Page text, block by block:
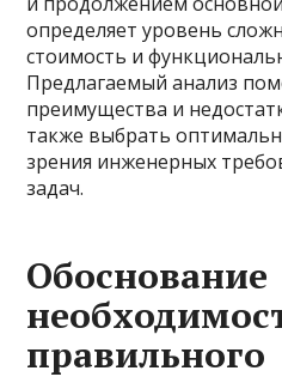
определяет уровень
стоимость и
Предлагаемый анализ
преимущества и
также выбрать
зрения инженерных
задач.
Обоснование
правильного